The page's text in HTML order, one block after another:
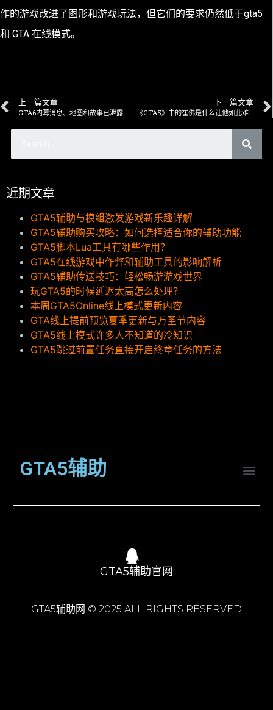
作的游戏改进了图形和游戏玩法，但它们的要求仍然低于gta5
和 GTA 在线模式。
上一篇文章
GTA6内幕消息、地图和故事已泄露
下一篇文章
《GTA5》中的崔佛是什么让他如此难忘？
近期文章
GTA5辅助与模组激发游戏新乐趣详解
GTA5辅助购买攻略：如何选择适合你的辅助功能
GTA5脚本Lua工具有哪些作用？
GTA5在线游戏中作弊和辅助工具的影响解析
GTA5辅助传送技巧：轻松畅游游戏世界
玩GTA5的时候延迟太高怎么处理？
本周GTA5Online线上模式更新内容
GTA线上提前预览夏季更新与万圣节内容
GTA5线上模式许多人不知道的冷知识
GTA5跳过前置任务直接开启终章任务的方法
GTA5辅助
GTA5辅助官网
GTA5辅助网 © 2025 ALL RIGHTS RESERVED